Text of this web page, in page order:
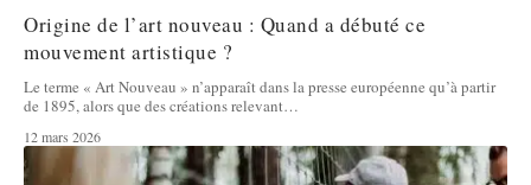
Origine de l’art nouveau : Quand a débuté ce
mouvement artistique ?
Le terme « Art Nouveau » n’apparaît dans la presse européenne qu’à partir
de 1895, alors que des créations relevant…
12 mars 2026